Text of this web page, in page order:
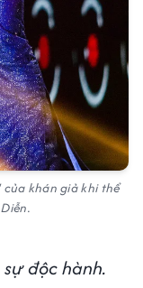
khán giả khi thể
độc hành.